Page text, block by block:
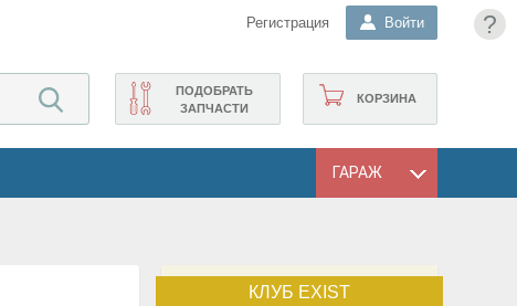
?
Регистрация Войти
КОРЗИНА
ПОДОБРАТЬ
ЗАПЧАСТИ
ГАРАЖ
КЛУБ EXIST